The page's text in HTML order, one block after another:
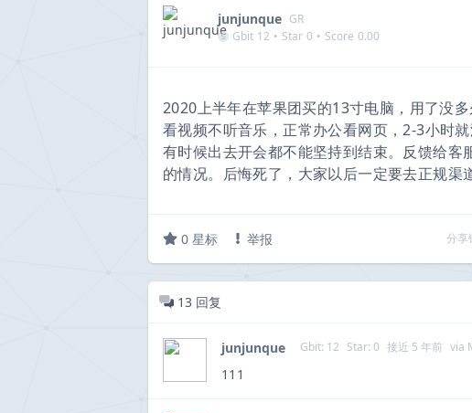
junjunque GR
Gbit 12 • Star 0 • Score 0.00
2020上半年在苹果团买的13寸电脑，用了没
看视频不听音乐，正常办公看网页，2-3小时
有时候出去开会都不能坚持到结束。反馈给
的情况。后悔死了，大家以后一定要去正规渠
0 星标 举报 分享
13 回复
junjunque Gbit: 12 Star: 0 接近 5 年前 via
111